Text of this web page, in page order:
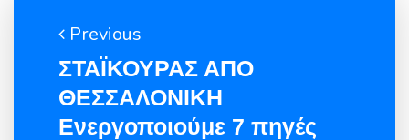
Previous
ΣΤΑΪΚΟΥΡΑΣ ΑΠΟ
ΘΕΣΣΑΛΟΝΙΚΗ
Ενεργοποιούμε 7 πηγές